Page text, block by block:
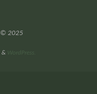
© 2025
& WordPress.